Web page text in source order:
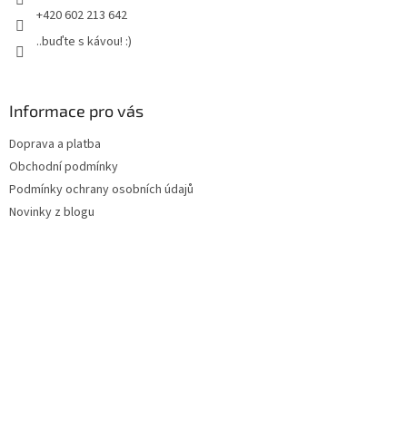
+420 602 213 642
..buďte s kávou! :)
Informace pro vás
Doprava a platba
Obchodní podmínky
Podmínky ochrany osobních údajů
Novinky z blogu